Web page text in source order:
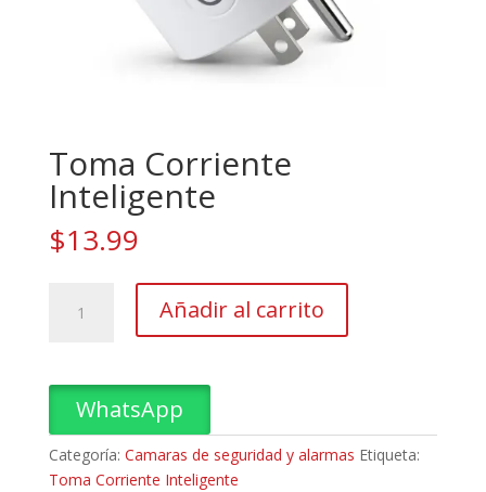
Toma Corriente
Inteligente
$13.99
Corriente
Añadir al carrito
WhatsApp
Categoría: Camaras de seguridad y alarmas Etiqueta:
Toma Corriente Inteligente